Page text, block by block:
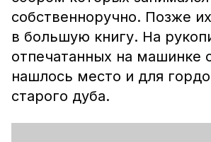
собственноручно. Позже
в большую книгу. На
отпечатанных на машинке
нашлось место и для
старого дуба.